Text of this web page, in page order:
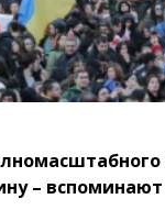
– вспоминают